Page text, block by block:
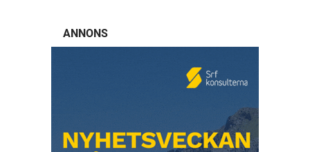
ANNONS